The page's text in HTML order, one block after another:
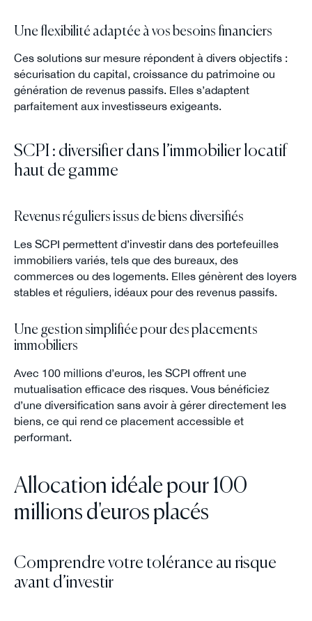
Une flexibilité adaptée à vos besoins financiers
Ces solutions sur mesure répondent à divers objectifs :
sécurisation du capital, croissance du patrimoine ou
génération de revenus passifs. Elles s’adaptent
parfaitement aux investisseurs exigeants.
SCPI : diversifier dans l’immobilier locatif
haut de gamme
Revenus réguliers issus de biens diversifiés
Les SCPI permettent d’investir dans des portefeuilles
immobiliers variés, tels que des bureaux, des
commerces ou des logements. Elles génèrent des loyers
stables et réguliers, idéaux pour des revenus passifs.
Une gestion simplifiée pour des placements
immobiliers
Avec 100 millions d’euros, les SCPI offrent une
mutualisation efficace des risques. Vous bénéficiez
d’une diversification sans avoir à gérer directement les
biens, ce qui rend ce placement accessible et
performant.
Allocation idéale pour 100
millions d'euros placés
Comprendre votre tolérance au risque
avant d’investir